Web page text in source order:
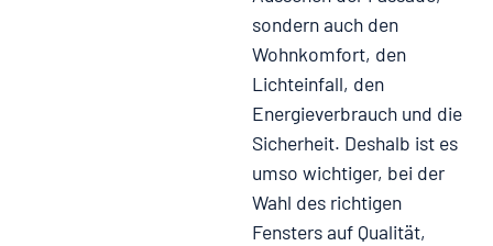
sondern auch den
Wohnkomfort, den
Lichteinfall, den
Energieverbrauch und die
Sicherheit. Deshalb ist es
umso wichtiger, bei der
Wahl des richtigen
Fensters auf Qualität,